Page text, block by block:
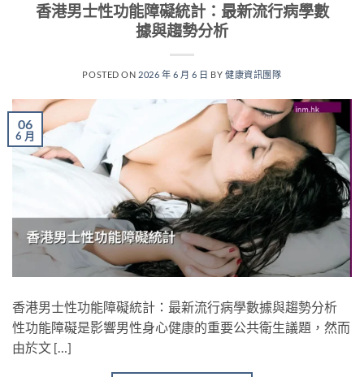
香港男士性功能障礙統計：最新流行病學數
據與趨勢分析
POSTED ON 2026 年 6 月 6 日 BY健康資訊團隊
06
6 月
香港男士性功能障礙統計：最新流行病學數據與趨勢分析
性功能障礙是影響男性身心健康的重要公共衛生議題，然而
由於文 […]